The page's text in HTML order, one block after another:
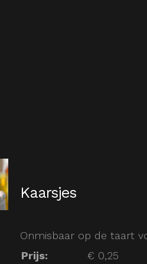
Kaarsjes
Onmisbaar op de taart
Prijs: € 0,25